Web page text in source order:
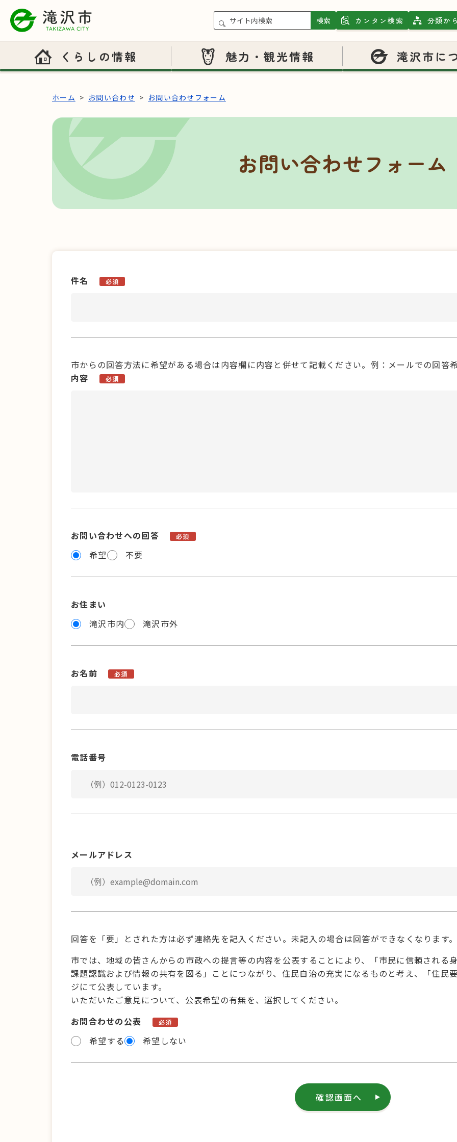
本文へスキップ
検索 カンタン検索 分類か
くらしの情報 魅力・観光情報 滝沢市に
ホーム お問い合わせ お問い合わせフォーム
お問い合わせフォーム
件名 必須
市からの回答方法に希望がある場合は内容欄に内容と併せて記載ください。例：メールでの回答
内容
必須
お問い合わせへの回答 必須
希望 不要
お住まい
滝沢市内
滝沢市外
お名前 必須
電話番号
メールアドレス
回答を「要」とされた方は必ず連絡先を記入ください。未記入の場合は回答ができなくなります
市では、地域の皆さんからの市政への提言等の内容を公表することにより、「市民に信頼される
課題認識および情報の共有を図る」ことにつながり、住民自治の充実になるものと考え、「住民
ジにて公表しています。
いただいたご意見について、公表希望の有無を、選択してください。
お問合わせの公表
必須
希望する 希望しない
確認画面へ